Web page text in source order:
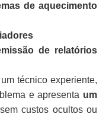
de aquecimento
de relatórios
técnico experiente,
e apresenta um
custos ocultos ou